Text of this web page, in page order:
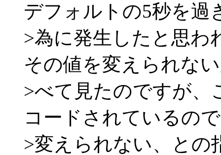
デフォルトの5秒を過
>為に発生したと思わ
その値を変えられな
>べて見たのですが、
コードされているので
>変えられない、との